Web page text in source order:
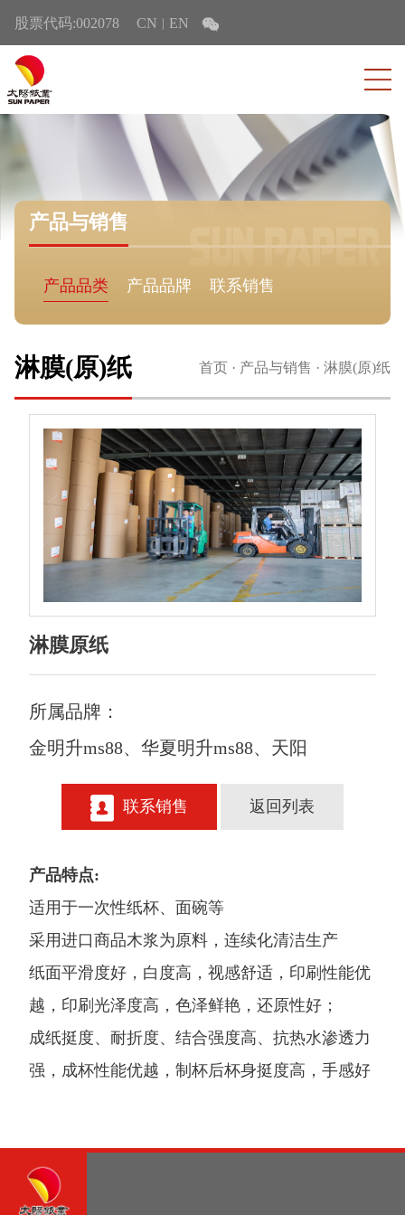
股票代码:002078 CN EN
产品与销售
产品品类 产品品牌 联系销售
首页 · 产品与销售 · 淋膜(原)纸
淋膜(原)纸
淋膜原纸
所属品牌：
金明升ms88、华夏明升ms88、天阳
联系销售 返回列表
产品特点:
适用于一次性纸杯、面碗等
采用进口商品木浆为原料，连续化清洁生产
纸面平滑度好，白度高，视感舒适，印刷性能优
越，印刷光泽度高，色泽鲜艳，还原性好；
成纸挺度、耐折度、结合强度高、抗热水渗透力
强，成杯性能优越，制杯后杯身挺度高，手感好